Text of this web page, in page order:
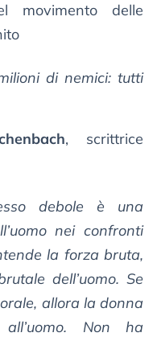
movimento delle
di nemici: tutti
, scrittrice
debole è una
nei confronti
la forza bruta,
dell’uomo. Se
allora la donna
Non ha